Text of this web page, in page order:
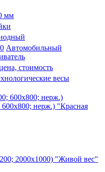
мм
Автомобильный
стоимость
весы
нерж.) "Красная